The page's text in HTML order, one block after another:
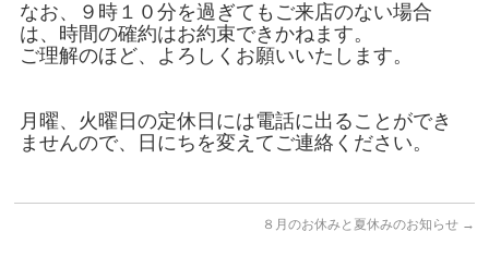
なお、９時１０分を過ぎてもご来店のない場合
は、時間の確約はお約束できかねます。
ご理解のほど、よろしくお願いいたします。
月曜、火曜日の定休日には電話に出ることができ
ませんので、日にちを変えてご連絡ください。
８月のお休みと夏休みのお知らせ →